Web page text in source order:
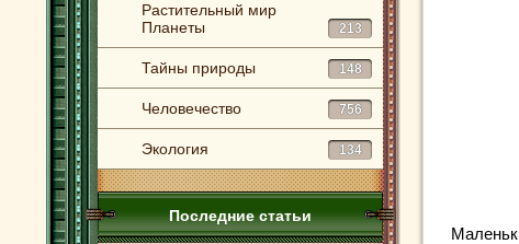
Растительный мир
Планеты
213
Тайны природы 148
Человечество 756
Экология 134
Последние статьи